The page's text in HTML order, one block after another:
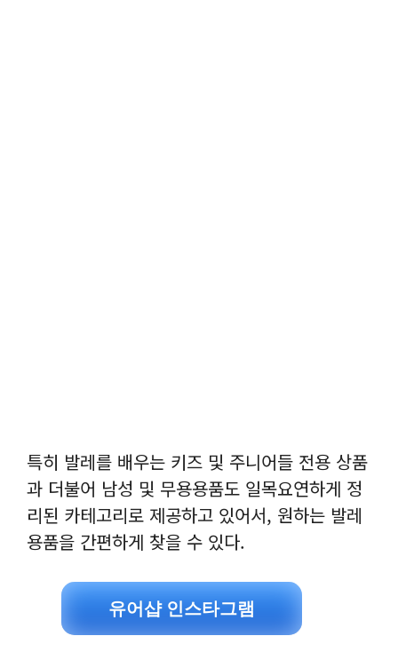
특히 발레를 배우는 키즈 및 주니어들 전용 상품
과 더불어 남성 및 무용용품도 일목요연하게 정
리된 카테고리로 제공하고 있어서, 원하는 발레
용품을 간편하게 찾을 수 있다.
유어샵 인스타그램